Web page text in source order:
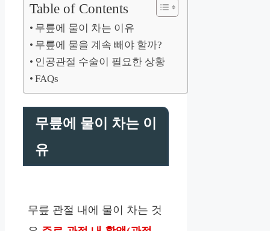
Table of Contents
무릎에 물이 차는 이유
무릎에 물을 계속 빼야 할까?
인공관절 수술이 필요한 상황
FAQs
무릎에 물이 차는 이
유
무릎 관절 내에 물이 차는 것